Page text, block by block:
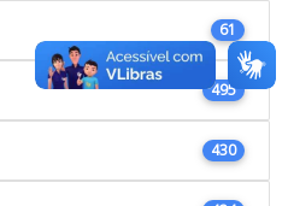
61
495
430